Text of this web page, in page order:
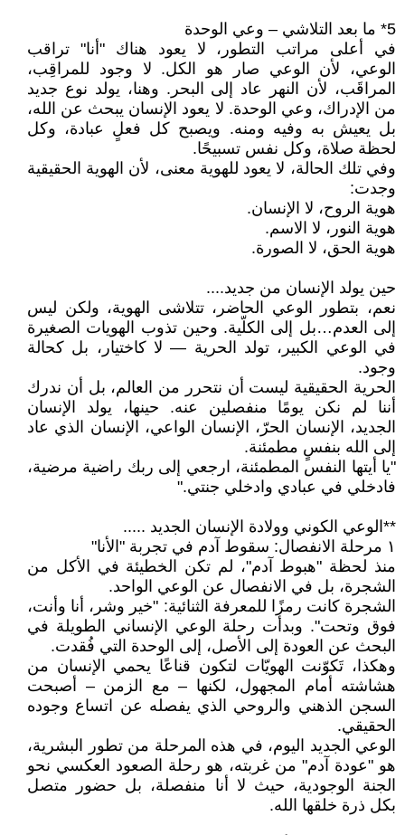
5* ما بعد التلاشي – وعي الوحدة
في أعلى مراتب التطور، لا يعود هناك "أنا" تراقب
الوعي، لأن الوعي صار هو الكل. لا وجود للمراقِب،
المراقَب، لأن النهر عاد إلى البحر. وهنا، يولد نوع جديد
من الإدراك، وعي الوحدة. لا يعود الإنسان يبحث عن الله،
بل يعيش به وفيه ومنه. ويصبح كل فعلٍ عبادة، وكل
لحظة صلاة، وكل نفس تسبيحًا.
وفي تلك الحالة، لا يعود للهوية معنى، لأن الهوية الحقيقية
وجدت:
هوية الروح، لا الإنسان.
هوية النور، لا الاسم.
هوية الحق، لا الصورة.
حين يولد الإنسان من جديد....
نعم، بتطور الوعي الحاضر، تتلاشى الهوية، ولكن ليس
إلى العدم…بل إلى الكلّية. وحين تذوب الهويات الصغيرة
في الوعي الكبير، تولد الحرية — لا كاختيار، بل كحالة
وجود.
الحرية الحقيقية ليست أن نتحرر من العالم، بل أن ندرك
أننا لم نكن يومًا منفصلين عنه. حينها، يولد الإنسان
الجديد، الإنسان الحرّ، الإنسان الواعي، الإنسان الذي عاد
إلى الله بنفسٍ مطمئنة.
"يا أيتها النفس المطمئنة، ارجعي إلى ربك راضية مرضية،
فادخلي في عبادي وادخلي جنتي."
**الوعي الكوني وولادة الإنسان الجديد .....
١ مرحلة الانفصال: سقوط آدم في تجربة "الأنا"
منذ لحظة "هبوط آدم"، لم تكن الخطيئة في الأكل من
الشجرة، بل في الانفصال عن الوعي الواحد.
الشجرة كانت رمزًا للمعرفة الثنائية: "خير وشر، أنا وأنت،
فوق وتحت". وبدأت رحلة الوعي الإنساني الطويلة في
البحث عن العودة إلى الأصل، إلى الوحدة التي فُقدت.
وهكذا، تَكوّنت الهويّات لتكون قناعًا يحمي الإنسان من
هشاشته أمام المجهول، لكنها – مع الزمن – أصبحت
السجن الذهني والروحي الذي يفصله عن اتساع وجوده
الحقيقي.
الوعي الجديد اليوم، في هذه المرحلة من تطور البشرية،
هو "عودة آدم" من غربته، هو رحلة الصعود العكسي نحو
الجنة الوجودية، حيث لا أنا منفصلة، بل حضور متصل
بكل ذرة خلقها الله.